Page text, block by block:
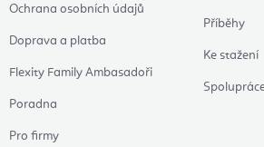
Ochrana osobních údajů
Doprava a platba
Flexity Family Ambasadoři
Poradna
Pro firmy
Příběhy
Ke stažení